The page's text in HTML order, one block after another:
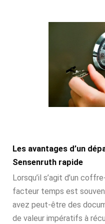
Les avantages d’un
Sensenruth rapide
Lorsqu’il s’agit d’un
facteur temps est
avez peut-être des
de valeur impératifs à